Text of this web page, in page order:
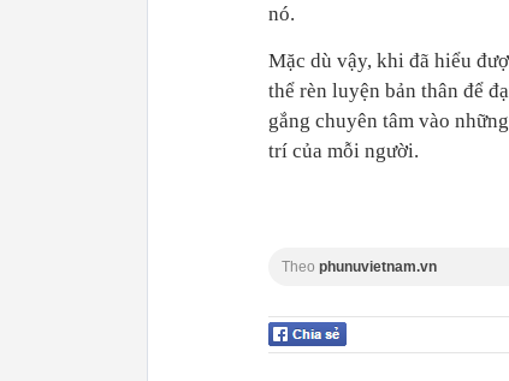
nó.
Mặc dù vậy, khi đã hiểu
thể rèn luyện bản thân để
gắng chuyên tâm vào
trí của mỗi người.
Theo phunuvietnam.vn